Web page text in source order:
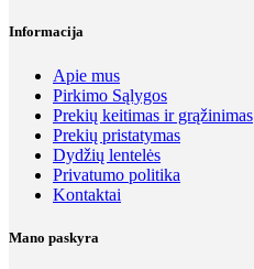
Informacija
Apie mus
Pirkimo Sąlygos
Prekių keitimas ir grąžinimas
Prekių pristatymas
Dydžių lentelės
Privatumo politika
Kontaktai
Mano paskyra